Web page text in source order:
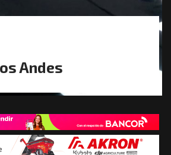
Andes